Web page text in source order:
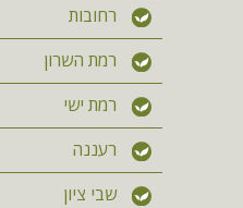
רחובות
רמת השרון
רמת ישי
רעננה
שבי ציון